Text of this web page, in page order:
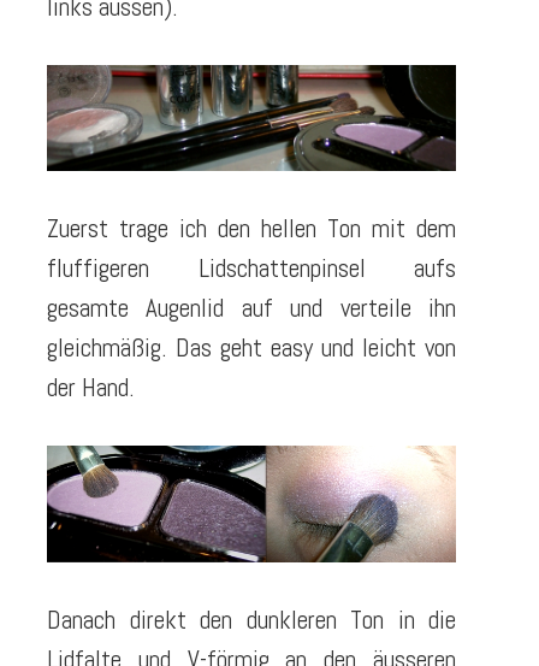
links aussen).
Zuerst trage ich den hellen Ton mit dem
fluffigeren Lidschattenpinsel aufs
gesamte Augenlid auf und verteile ihn
gleichmäßig. Das geht easy und leicht von
der Hand.
Danach direkt den dunkleren Ton in die